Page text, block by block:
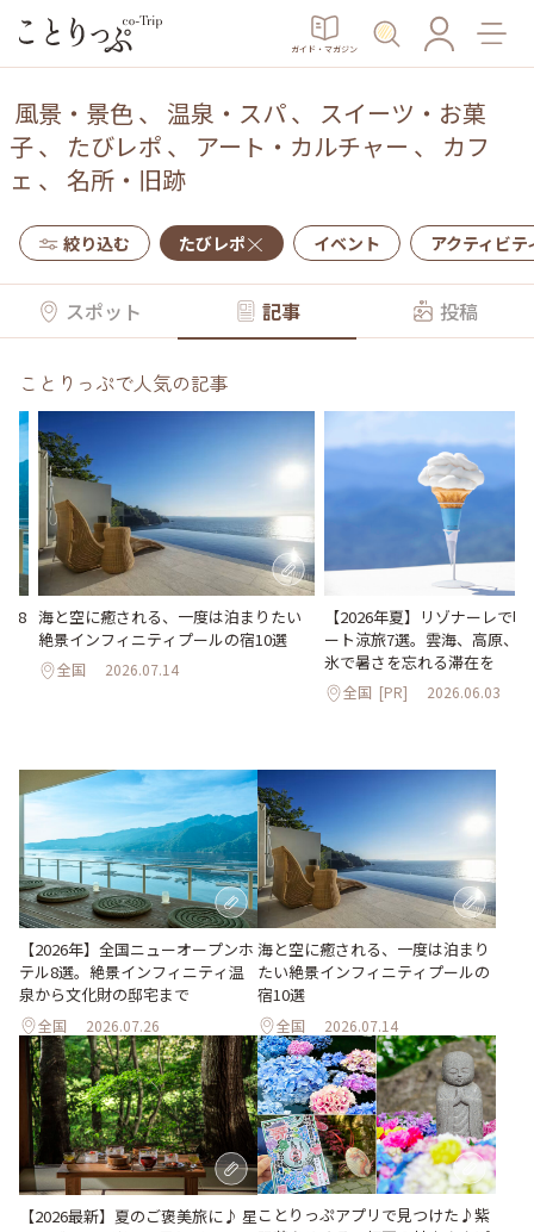
ガイド・マガジン
風景・景色、 温泉・スパ、 スイーツ・お菓
子、 たびレポ 、 アート・カルチャー 、 カフ
ェ 、 名所・旧跡
絞り込む たびレポ イベント アクティビテ
スポット 記事 投稿
ことりっぷで人気の記事
8 海と空に癒される、一度は泊まりたい
絶景インフィニティプールの宿10選
全国 2026.07.14
【2026年夏】リゾナーレで
ート涼旅7選。雲海、高原、
氷で暑さを忘れる滞在を
全国 [PR] 2026.06.03
【2026年】全国ニューオープンホ
テル8選。絶景インフィニティ温
泉から文化財の邸宅まで
全国 2026.07.26
海と空に癒される、一度は泊まり
たい絶景インフィニティプールの
宿10選
全国 2026.07.14
【2026最新】夏のご褒美旅に♪ 星ことりっぷアプリで見つけた♪紫